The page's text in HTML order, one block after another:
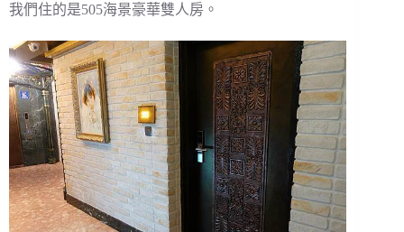
我們住的是505海景豪華雙人房。